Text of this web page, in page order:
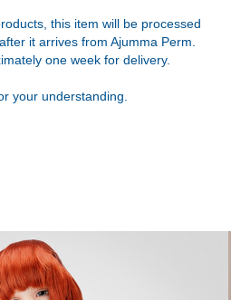
this item will be processed
it arrives from Ajumma Perm.
one week for delivery.
your understanding.